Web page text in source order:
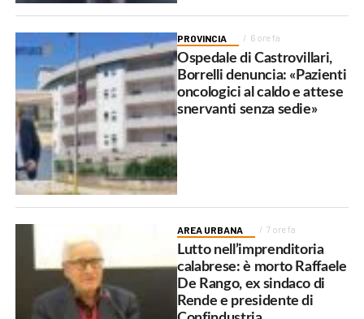
PROVINCIA 6 ore fa
Ospedale di Castrovillari,
Borrelli denuncia: «Pazienti
oncologici al caldo e attese
snervanti senza sedie»
AREA URBANA 7 ore fa
Lutto nell’imprenditoria
calabrese: è morto Raffaele
De Rango, ex sindaco di
Rende e presidente di